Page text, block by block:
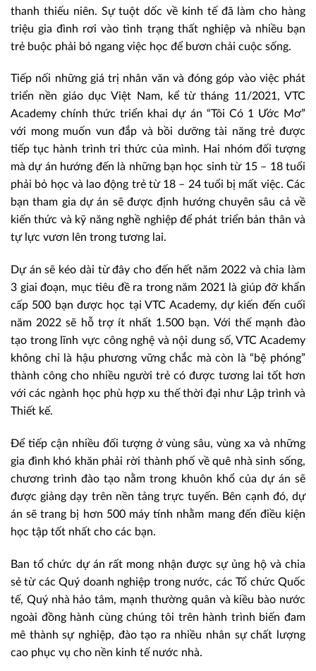
thanh thiếu niên. Sự tuột dốc về kinh tế đã làm cho hàng
triệu gia đình rơi vào tình trạng thất nghiệp và nhiều bạn
trẻ buộc phải bỏ ngang việc học để bươn chải cuộc sống.
Tiếp nối những giá trị nhân văn và đóng góp vào việc phát
triển nền giáo dục Việt Nam, kể từ tháng 11/2021, VTC
Academy chính thức triển khai dự án “Tôi Có 1 Ước Mơ”
với mong muốn vun đắp và bồi dưỡng tài năng trẻ được
tiếp tục hành trình tri thức của mình. Hai nhóm đối tượng
mà dự án hướng đến là những bạn học sinh từ 15 – 18 tuổi
phải bỏ học và lao động trẻ từ 18 – 24 tuổi bị mất việc. Các
bạn tham gia dự án sẽ được định hướng chuyên sâu cả về
kiến thức và kỹ năng nghề nghiệp để phát triển bản thân và
tự lực vươn lên trong tương lai.
Dự án sẽ kéo dài từ đây cho đến hết năm 2022 và chia làm
3 giai đoạn, mục tiêu đề ra trong năm 2021 là giúp đỡ khẩn
cấp 500 bạn được học tại VTC Academy, dự kiến đến cuối
năm 2022 sẽ hỗ trợ ít nhất 1.500 bạn. Với thế mạnh đào
tạo trong lĩnh vực công nghệ và nội dung số, VTC Academy
không chỉ là hậu phương vững chắc mà còn là “bệ phóng”
thành công cho nhiều người trẻ có được tương lai tốt hơn
với các ngành học phù hợp xu thế thời đại như Lập trình và
Thiết kế.
Để tiếp cận nhiều đối tượng ở vùng sâu, vùng xa và những
gia đình khó khăn phải rời thành phố về quê nhà sinh sống,
chương trình đào tạo nằm trong khuôn khổ của dự án sẽ
được giảng dạy trên nền tảng trực tuyến. Bên cạnh đó, dự
án sẽ trang bị hơn 500 máy tính nhằm mang đến điều kiện
học tập tốt nhất cho các bạn.
Ban tổ chức dự án rất mong nhận được sự ủng hộ và chia
sẻ từ các Quý doanh nghiệp trong nước, các Tổ chức Quốc
tế, Quý nhà hảo tâm, mạnh thường quân và kiều bào nước
ngoài đồng hành cùng chúng tôi trên hành trình biến đam
mê thành sự nghiệp, đào tạo ra nhiều nhân sự chất lượng
cao phục vụ cho nền kinh tế nước nhà.